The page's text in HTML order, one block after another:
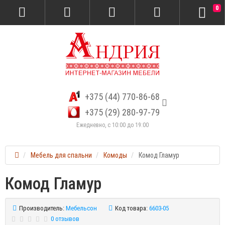
+375 (44) 770-86-68
+375 (29) 280-97-79
Ежедневно, с 10:00 до 19:00
0
Мебель для спальни Комоды Комод Гламур
Комод Гламур
Производитель: Мебельсон Код товара: 6603-05
0 отзывов